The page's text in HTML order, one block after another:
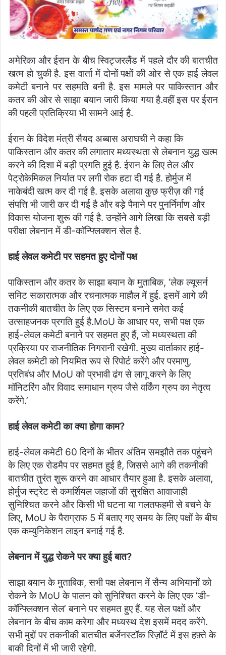
अमेरिका और ईरान के बीच स्विट्जरलैंड में पहले दौर की बातचीत
खत्म हो चुकी है. इस वार्ता में दोनों पक्षों की ओर से एक हाई लेवल
कमेटी बनाने पर सहमति बनी है. इस मामले पर पाकिस्तान और
कतर की ओर से साझा बयान जारी किया गया है.वहीं इस पर ईरान
की पहली प्रतिक्रिया भी सामने आई है.
ईरान के विदेश मंत्री सैयद अब्बास अराघची ने कहा कि
पाकिस्तान और कतर की लगातार मध्यस्थता से लेबनान युद्ध खत्म
करने की दिशा में बड़ी प्रगति हुई है. ईरान के लिए तेल और
पेट्रोकेमिकल निर्यात पर लगी रोक हटा दी गई है. होर्मुज में
नाकेबंदी खत्म कर दी गई है. इसके अलावा कुछ फ्रीज़ की गई
संपत्ति भी जारी कर दी गई है और बड़े पैमाने पर पुनर्निर्माण और
विकास योजना शुरू की गई है. उन्होंने आगे लिखा कि सबसे बड़ी
परीक्षा लेबनान में डी-कॉन्फ्लिक्शन सेल है.
हाई लेवल कमेटी पर सहमत हुए दोनों पक्ष
पाकिस्तान और कतर के साझा बयान के मुताबिक, ‘लेक ल्यूसर्न
समिट सकारात्मक और रचनात्मक माहौल में हुई. इसमें आगे की
तकनीकी बातचीत के लिए एक सिस्टम बनाने समेत कई
उत्साहजनक प्रगति हुई है.MoU के आधार पर, सभी पक्ष एक
हाई-लेवल कमेटी बनाने पर सहमत हुए हैं, जो मध्यस्थता की
प्रक्रिया पर राजनीतिक निगरानी रखेगी. मुख्य वार्ताकार हाई-
लेवल कमेटी को नियमित रूप से रिपोर्ट करेंगे और परमाणु,
प्रतिबंध और MoU को प्रभावी ढंग से लागू करने के लिए
मॉनिटरिंग और विवाद समाधान ग्रुप जैसे वर्किंग ग्रुप का नेतृत्व
करेंगे.’
हाई लेवल कमेटी का क्या होगा काम?
हाई-लेवल कमेटी 60 दिनों के भीतर अंतिम समझौते तक पहुंचने
के लिए एक रोडमैप पर सहमत हुई है, जिससे आगे की तकनीकी
बातचीत तुरंत शुरू करने का आधार तैयार हुआ है. इसके अलावा,
होर्मुज स्ट्रेट से कमर्शियल जहाजों की सुरक्षित आवाजाही
सुनिश्चित करने और किसी भी घटना या गलतफहमी से बचने के
लिए, MoU के पैराग्राफ 5 में बताए गए समय के लिए पक्षों के बीच
एक कम्युनिकेशन लाइन बनाई गई है.
लेबनान में युद्ध रोकने पर क्या हुई बात?
साझा बयान के मुताबिक, सभी पक्ष लेबनान में सैन्य अभियानों को
रोकने के MoU के पालन को सुनिश्चित करने के लिए एक ‘डी-
कॉन्फ्लिक्शन सेल’ बनाने पर सहमत हुए हैं. यह सेल पक्षों और
लेबनान के बीच काम करेगा और मध्यस्थ देश इसमें मदद करेंगे.
सभी मुद्दों पर तकनीकी बातचीत बर्जेनस्टॉक रिज़ॉर्ट में इस हफ़्ते के
बाकी दिनों में भी जारी रहेगी.